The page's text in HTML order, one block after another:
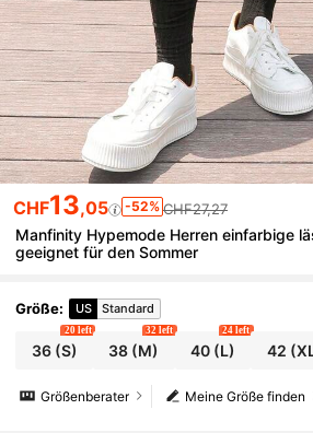
CHF13,05 -52% CHF27,27
Manfinity Hypemode Herren einfarbige
geeignet für den Sommer
Größe: US Standard
36(S)
20 left
38 (M)
32 left
40(L)
24 left
42
Meine Größe finden
Größenberater